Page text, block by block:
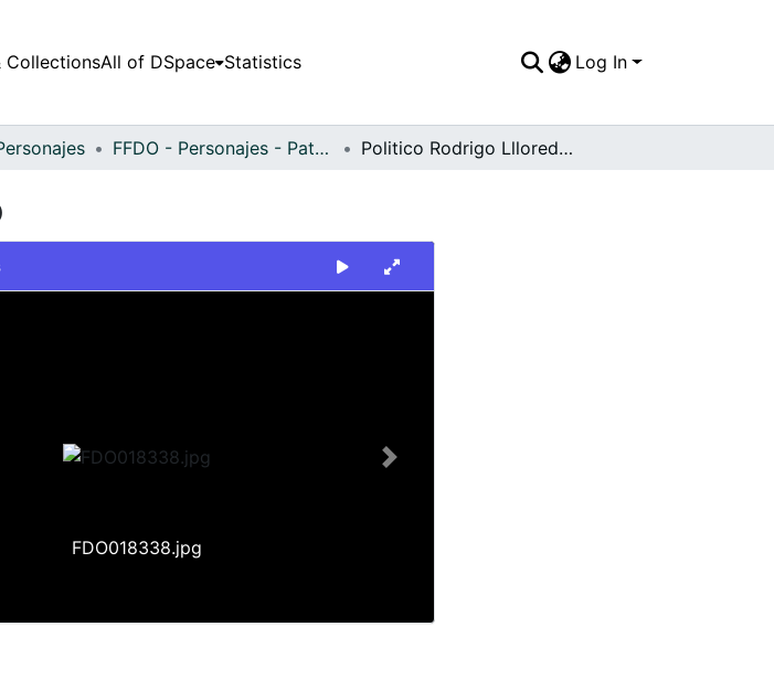
CollectionsAll of DSpace Statistics Log In
FFDO - Personajes - Patrimonial Politico Rodrigo Llloreda Caicedo
FDO018338.jpg
Next